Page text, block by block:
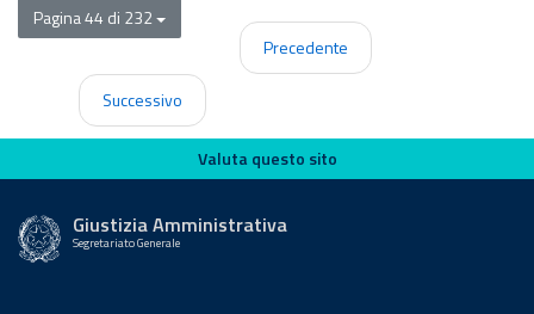
Pagina 44 di 232
Precedente
Successivo
Valuta questo sito
Valuta questo sito
Giustizia Amministrativa
Segretariato Generale